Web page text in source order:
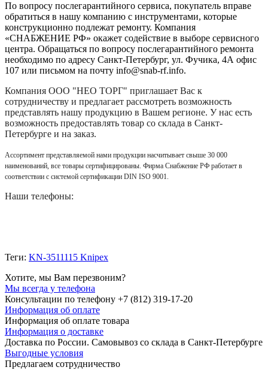
По вопросу послегарантийного сервиса, покупатель вправе
обратиться в нашу компанию с инструментами, которые
конструкционно подлежат ремонту. Компания
«СНАБЖЕНИЕ РФ» окажет содействие в выборе сервисного
центра. Обращаться по вопросу послегарантийного ремонта
необходимо по адресу Санкт-Петербург, ул. Фучика, 4А офис
107 или письмом на почту info@snab-rf.info.
Компания ООО "НЕО ТОРГ" приглашает Вас к
сотрудничеству и предлагает рассмотреть возможность
представлять нашу продукцию в Вашем регионе. У нас есть
возможность предоставлять товар со склада в Санкт-
Петербурге и на заказ.
Ассортимент представляемой нами продукции насчитывает свыше 30 000
наименований, все товары сертифицированы. Фирма Снабжение РФ работает в
соответствии с системой сертификации DIN ISO 9001.
Наши телефоны:
Теги: KN-3511115 Knipex
Хотите, мы Вам перезвоним?
Мы всегда у телефона
Консультации по телефону +7 (812) 319-17-20
Информация об оплате
Информация об оплате товара
Информация о доставке
Доставка по России. Самовывоз со склада в Санкт-Петербурге
Выгодные условия
Предлагаем сотрудничество